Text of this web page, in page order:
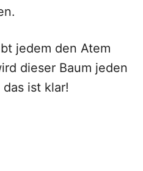
jedem den Atem
dieser Baum jeden
ist klar!